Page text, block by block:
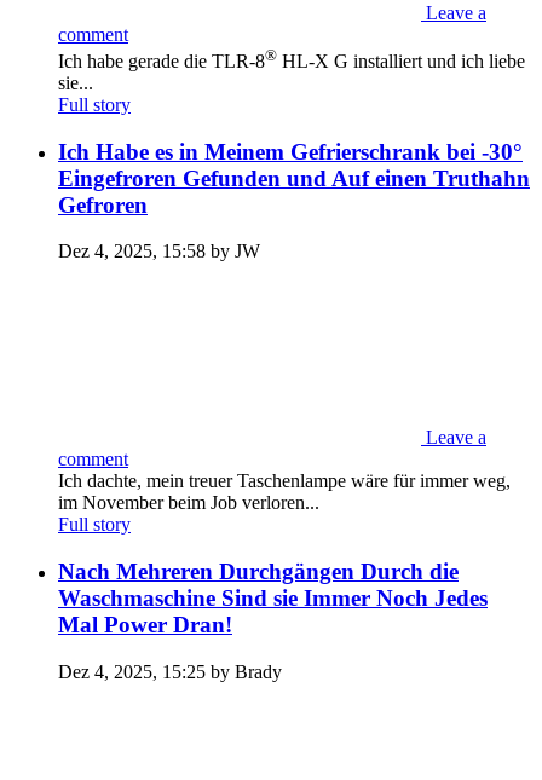
Leave a
comment
Ich habe gerade die TLR-8® HL-X G installiert und ich liebe
sie...
Full story
Ich Habe es in Meinem Gefrierschrank bei -30°
Eingefroren Gefunden und Auf einen Truthahn
Gefroren
Dez 4, 2025, 15:58 by JW
Leave a
comment
Ich dachte, mein treuer Taschenlampe wäre für immer weg,
im November beim Job verloren...
Full story
Nach Mehreren Durchgängen Durch die
Waschmaschine Sind sie Immer Noch Jedes
Mal Power Dran!
Dez 4, 2025, 15:25 by Brady